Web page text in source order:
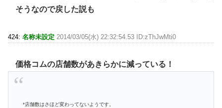
そうなので戻した説も
424: 名称未設定 2014/03/05(水) 22:32:54.53 ID:zThJwMti0
価格コムの店舗数があきらかに減っている！
*店舗数はさほど変わってないようです。